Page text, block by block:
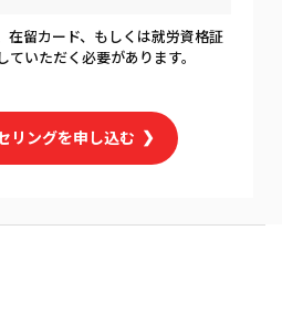
在留カード、もしくは就労資格証
いただく必要があります。
リングを申し込む